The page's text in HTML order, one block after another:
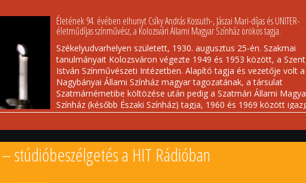
Életének 94. évében elhunyt Csíky András Kossuth-, Jászai Mari-díjas és UNITER-
életműdíjas színművész, a Kolozsvári Állami Magyar Színház örökös tagja.
Székelyudvarhelyen született, 1930. augusztus 25-én. Szakmai
tanulmányait Kolozsváron végezte 1949 és 1953 között, a
István Színművészeti Intézetben. Alapító tagja és vezetője volt a
Nagybányai Állami Színház magyar tagozatának, a társulat
Szatmárnémetibe költözése után pedig a Szatmári Állami
Színház (később Északi Színház) tagja, 1960 és 1969 között
1977-től a Kolozsvári Állami Magyar Színház tagja, örökös tagja.
Később a Szatmárnémeti Északi Színház Harag György
A 20. század második felének egyik legmarkánsabb erdélyi
színészegyénisége. 1990 után a kolozsvári magyar nyelvű
stúdióbeszélgetés a HIT Rádióban